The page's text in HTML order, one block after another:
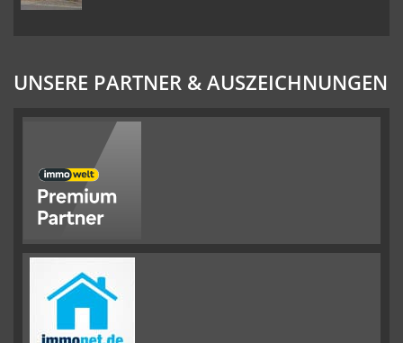
UNSERE PARTNER & AUSZEICHNUNGEN